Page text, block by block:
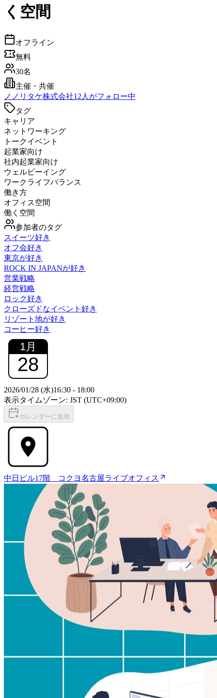
く空間
オフライン
無料
30名
主催・共催
ノ ノリタケ株式会社12 人がフォロー中
タグ
キャリア
ネットワーキング
トークイベント
起業家向け
社内起業家向け
ウェルビーイング
ワークライフバランス
働き方
オフィス空間
働く空間
参加者のタグ
スイーツ好き
オフ会好き
東京が好き
ROCK IN JAPANが好き
営業戦略
経営戦略
ロック好き
クローズドなイベント好き
リゾート地が好き
コーヒー好き
1月
28
2026/01/28 (水)16:30 - 18:00
表示タイムゾーン: JST (UTC+09:00)
カレンダーに追加
中日ビル17階 コクヨ名古屋ライブオフィス